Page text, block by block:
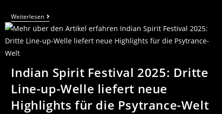
Weiterlesen
Indian Spirit Festival 2025: Dritte
Line-up-Welle liefert neue
Highlights für die Psytrance-Welt